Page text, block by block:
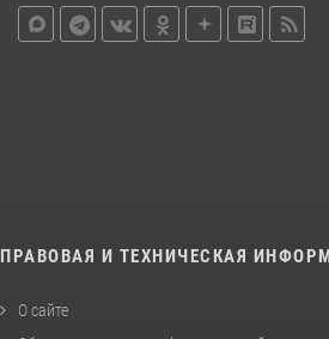
ПРАВОВАЯ И ТЕХНИЧЕСКАЯ
О сайте